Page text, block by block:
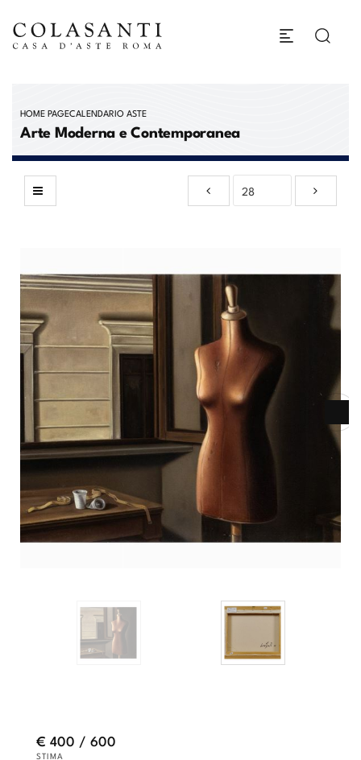
HOME PAGECALENDARIO ASTE
Arte Moderna e Contemporanea
€ 400 / 600
STIMA